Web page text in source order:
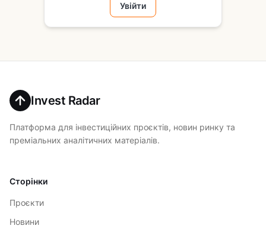
Увійти
Invest Radar
Платформа для інвестиційних проєктів, новин ринку та
преміальних аналітичних матеріалів.
Сторінки
Проєкти
Новини